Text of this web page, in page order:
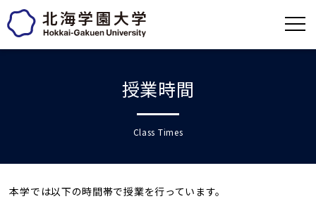
授業時間
Class Times
本学では以下の時間帯で授業を行っています。